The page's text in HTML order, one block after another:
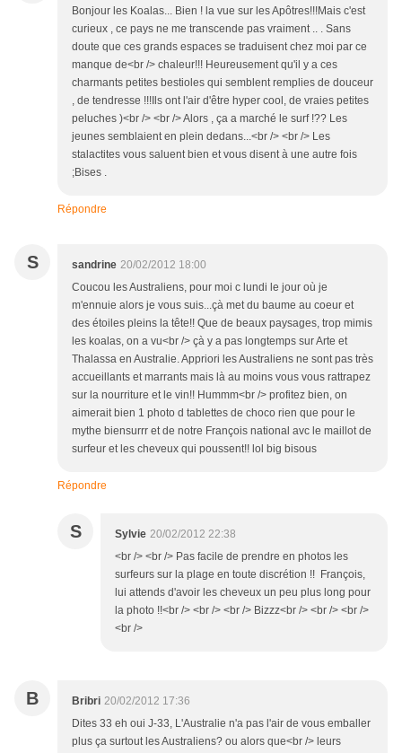
Bonjour les Koalas... Bien ! la vue sur les Apôtres!!!Mais c'est
curieux , ce pays ne me transcende pas vraiment .. . Sans
doute que ces grands espaces se traduisent chez moi par ce
manque de<br /> chaleur!!! Heureusement qu'il y a ces
charmants petites bestioles qui semblent remplies de douceur
, de tendresse !!!Ils ont l'air d'être hyper cool, de vraies petites
peluches )<br /> <br /> Alors , ça a marché le surf !?? Les
jeunes semblaient en plein dedans...<br /> <br /> Les
stalactites vous saluent bien et vous disent à une autre fois
;Bises .
Répondre
S sandrine 20/02/2012 18:00
Coucou les Australiens, pour moi c lundi le jour où je
m'ennuie alors je vous suis...çà met du baume au coeur et
des étoiles pleins la tête!! Que de beaux paysages, trop mimis
les koalas, on a vu<br /> çà y a pas longtemps sur Arte et
Thalassa en Australie. Appriori les Australiens ne sont pas très
accueillants et marrants mais là au moins vous vous rattrapez
sur la nourriture et le vin!! Hummm<br /> profitez bien, on
aimerait bien 1 photo d tablettes de choco rien que pour le
mythe biensurrr et de notre François national avc le maillot de
surfeur et les cheveux qui poussent!! lol big bisous
Répondre
S Sylvie 20/02/2012 22:38
<br /> <br /> Pas facile de prendre en photos les
surfeurs sur la plage en toute discrétion !! François,
lui attends d'avoir les cheveux un peu plus long pour
la photo !!<br /> <br /> <br /> Bizzz<br /> <br /> <br />
<br />
B Bribri 20/02/2012 17:36
Dites 33 eh oui J-33, L'Australie n'a pas l'air de vous emballer
plus ça surtout les Australiens? ou alors que<br /> leurs